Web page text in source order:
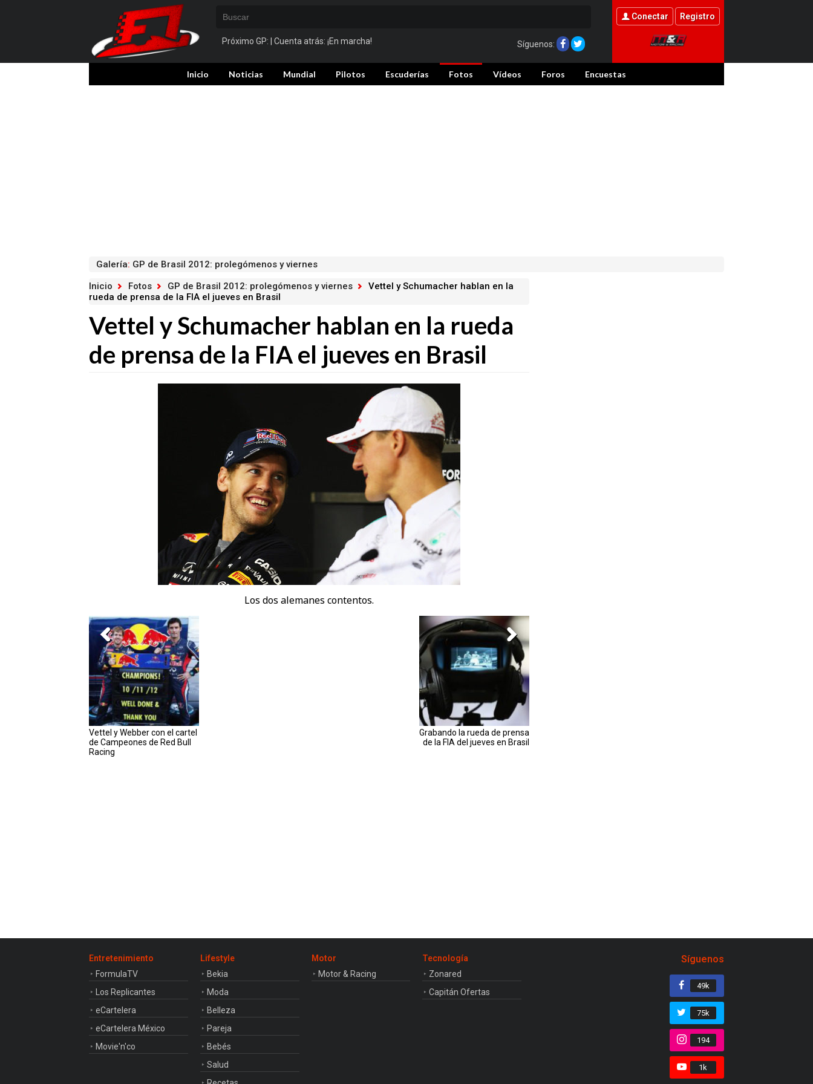
Próximo GP: | Cuenta atrás: ¡En marcha! Síguenos:
Conectar Registro
Inicio Noticias Mundial Pilotos Escuderías Fotos Vídeos Foros Encuestas
Galería: GP de Brasil 2012: prolegómenos y viernes
Inicio
Fotos GP de Brasil 2012: prolegómenos y viernes
Vettel y Schumacher hablan en la
rueda de prensa de la FIA el jueves en Brasil
Vettel y Schumacher hablan en la rueda
de prensa de la FIA el jueves en Brasil
Los dos alemanes contentos.
Vettel y Webber con el cartel
de Campeones de Red Bull
Racing
Grabando la rueda de prensa
de la FIA del jueves en Brasil
Entretenimiento
FormulaTV
Los Replicantes
eCartelera
eCartelera México
Movie'n'co
Lifestyle
Bekia
Moda
Belleza
Pareja
Bebés
Salud
Motor
Motor & Racing
Tecnología
Zonared
Capitán Ofertas
Síguenos
49k
75k
194
1k